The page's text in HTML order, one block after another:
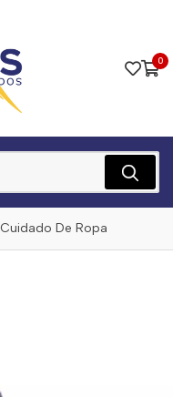
0
Cuidado De Ropa